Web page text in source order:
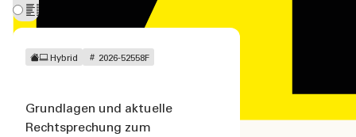
Hybrid 2026-52558F
Grundlagen und aktuelle
Rechtsprechung zum